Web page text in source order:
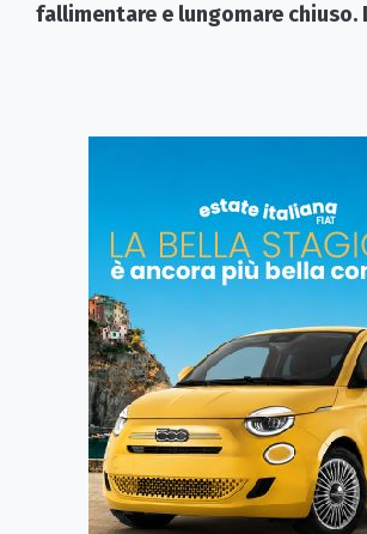
fallimentare e lungomare chiuso.